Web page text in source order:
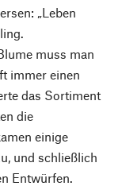
„Leben
muss man
immer einen
das Sortiment
die
einige
und schließlich
Entwürfen.